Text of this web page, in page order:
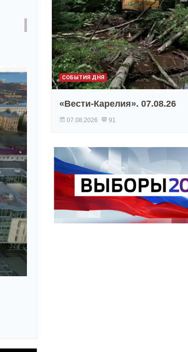
СОБЫТИЯ ДНЯ
«Вести-Карелия». 07.08.26
07.08.2026 91